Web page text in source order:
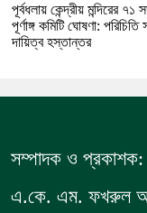
পূর্বধলায় কেন্দ্রীয় মন্দিরের ৭১
পূর্ণাঙ্গ কমিটি ঘোষণা: পরিচিতি
দায়িত্ব হস্তান্তর
সম্পাদক ও প্রকাশক:
এ.কে. এম. ফখরুল